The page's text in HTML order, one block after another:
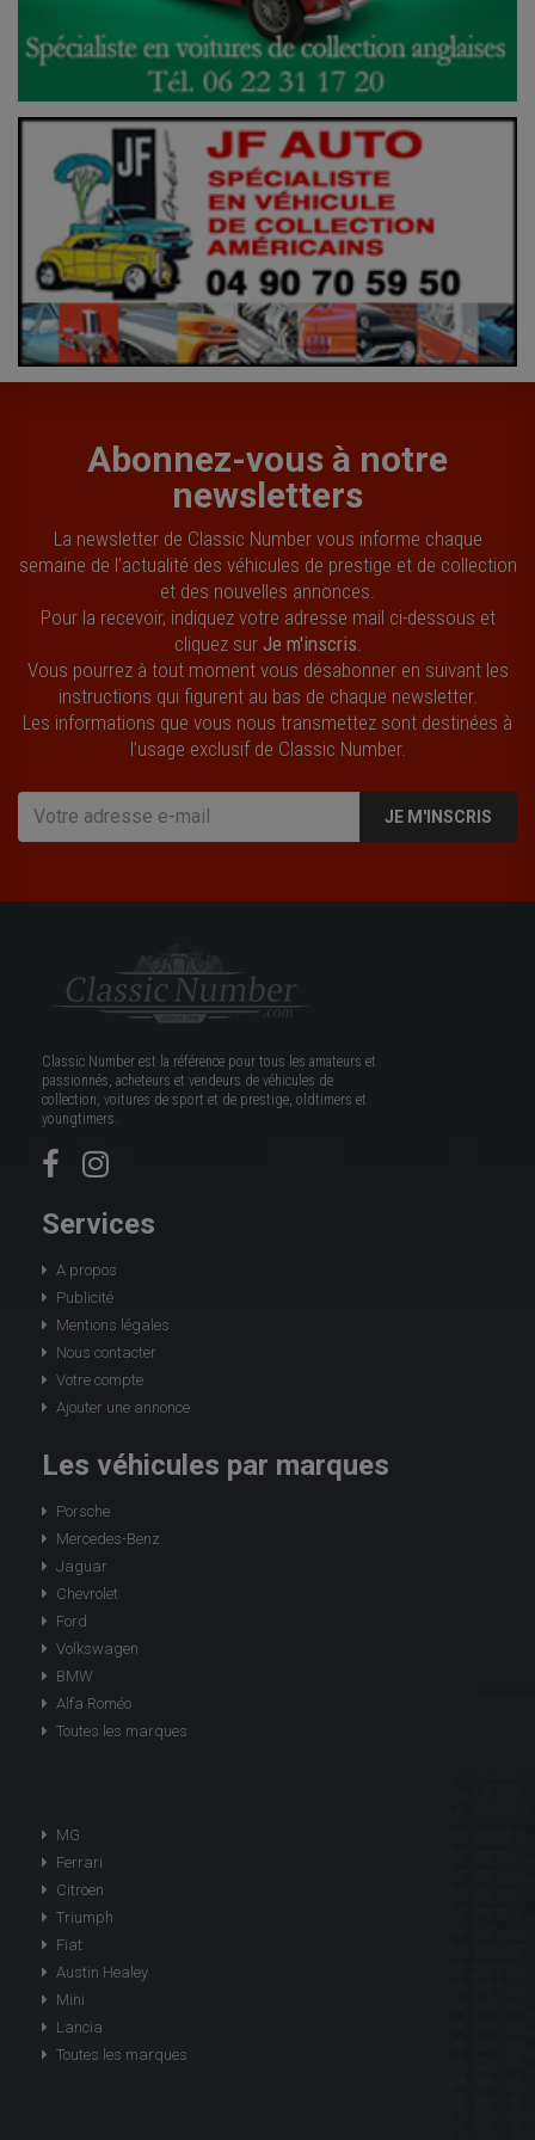
Abonnez-vous à notre
newsletters
La newsletter de Classic Number vous informe chaque
semaine de l’actualité des véhicules de prestige et de collection
et des nouvelles annonces.
Pour la recevoir, indiquez votre adresse mail ci-dessous et
cliquez sur Je m'inscris
Vous pourrez à tout moment vous désabonner en suivant les
instructions qui figurent au bas de chaque newsletter.
Les informations que vous nous transmettez sont destinées à
l’usage exclusif de Classic Number.
JE M'INSCRIS
Classic Number est la référence pour tous les amateurs et
passionnés, acheteurs et vendeurs de véhicules de
collection, voitures de sport et de prestige, oldtimers et
youngtimers.
Services
A propos
Publicité
Mentions légales
Nous contacter
Votre compte
Ajouter une annonce
Les véhicules par marques
Porsche
Mercedes-Benz
Jaguar
Chevrolet
Ford
Volkswagen
BMW
Alfa Roméo
Toutes les marques
MG
Ferrari
Citroen
Triumph
Fiat
Austin Healey
Mini
Lancia
Toutes les marques